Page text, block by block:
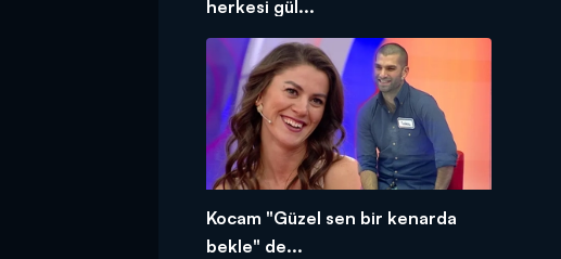
herkesi gül...
Kocam "Güzel sen bir kenarda
bekle" de...